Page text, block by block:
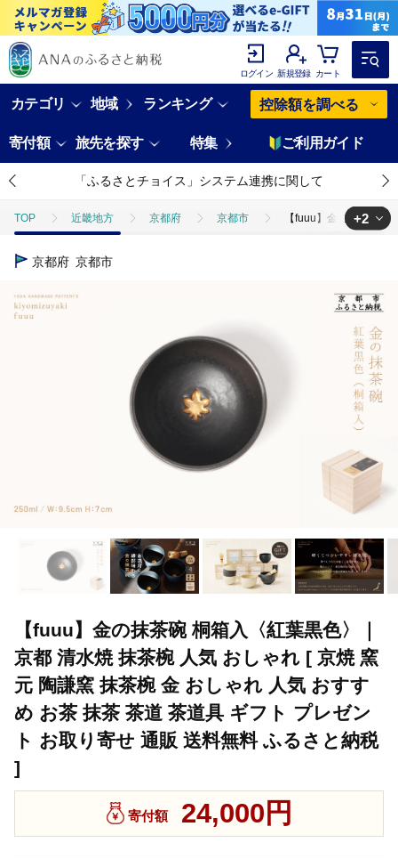
ログイン 新規登録 カート
カテゴリ 地域 ランキング 控除額を調べる
寄付額 旅先を探す 特集 ご利用ガイド
「ふるさとチョイス」システム連携に関して
TOP 近畿地方 京都府 京都市 【fuuu】金の抹茶碗
TOP
+2
京都府 京都市
【fuuu】金の抹茶碗 桐箱入〈紅葉黒色〉｜
京都 清水焼 抹茶椀 人気 おしゃれ [ 京焼 窯
元 陶謙窯 抹茶椀 金 おしゃれ 人気 おすす
め お茶 抹茶 茶道 茶道具 ギフト プレゼン
ト お取り寄せ 通販 送料無料 ふるさと納税
]
寄付額 24,000円